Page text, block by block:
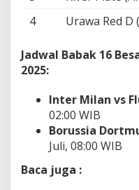
4
Urawa Red D
Jadwal Babak 16
2025:
Inter Milan vs
02:00 WIB
Borussia
Juli, 08:00 WIB
Baca juga :